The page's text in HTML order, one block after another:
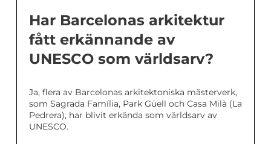
Har Barcelonas arkitektur
fått erkännande av
UNESCO som världsarv?
Ja, flera av Barcelonas arkitektoniska mästerverk,
som Sagrada Família, Park Güell och Casa Milà (La
Pedrera), har blivit erkända som världsarv av
UNESCO.